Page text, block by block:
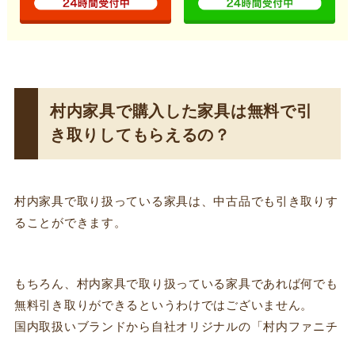
村内家具で購入した家具は無料で引
き取りしてもらえるの？
村内家具で取り扱っている家具は、中古品でも引き取りす
ることができます。
もちろん、村内家具で取り扱っている家具であれば何でも
無料引き取りができるというわけではございません。
国内取扱いブランドから自社オリジナルの「村内ファニチ